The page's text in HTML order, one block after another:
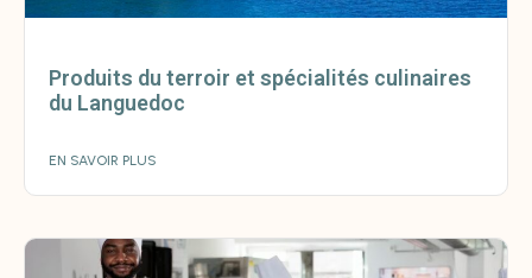
Produits du terroir et spécialités culinaires
du Languedoc
EN SAVOIR PLUS